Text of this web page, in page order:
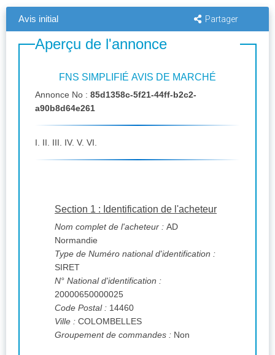
Avis initial Partager
Aperçu de l'annonce
FNS SIMPLIFIÉ AVIS DE MARCHÉ
Annonce No : 85d1358c-5f21-44ff-b2c2-
a90b8d64e261
I. II. III. IV. V. VI.
Section 1 : Identification de l'acheteur
Nom complet de l'acheteur : AD
Normandie
Type de Numéro national d'identification :
SIRET
N° National d'identification :
20000650000025
Code Postal : 14460
Ville : COLOMBELLES
Groupement de commandes : Non